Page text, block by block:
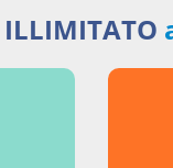
ILLIMITATO